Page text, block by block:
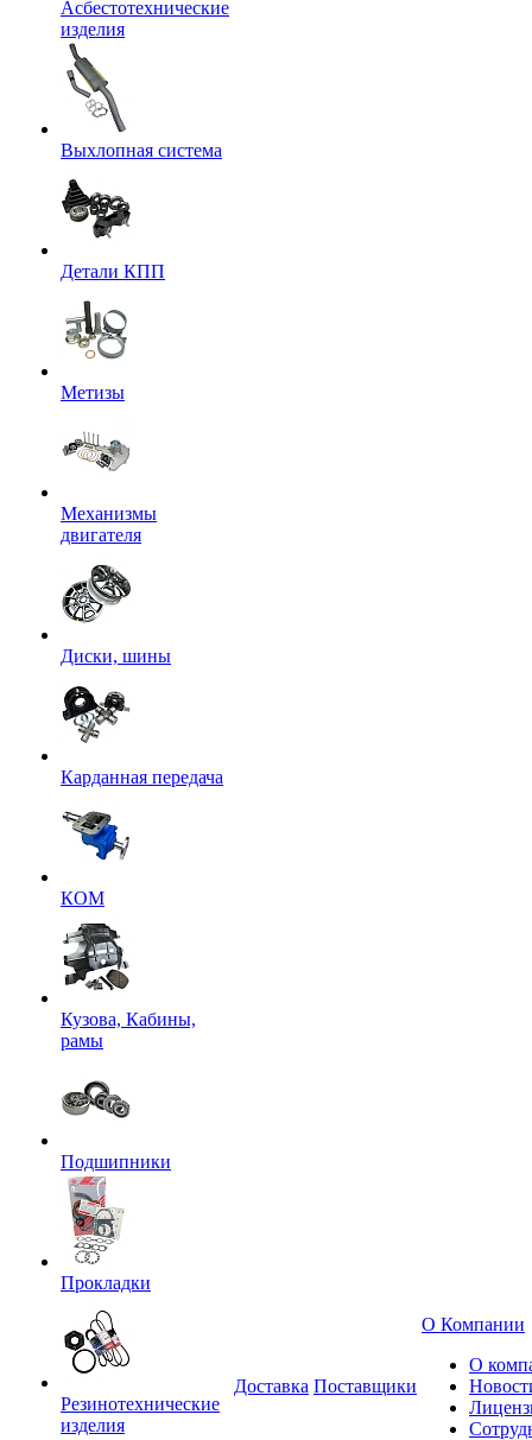
Асбестотехнические
изделия
Выхлопная система
Детали КПП
Метизы
Механизмы
двигателя
Диски, шины
Карданная передача
КОМ
Кузова, Кабины,
рамы
Подшипники
Прокладки
Резинотехнические
изделия
Доставка Поставщики
О Компании
О